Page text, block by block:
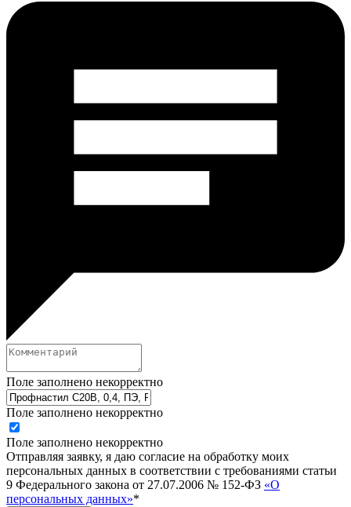
Поле заполнено некорректно
Поле заполнено некорректно
Поле заполнено некорректно
Отправляя заявку, я даю согласие на обработку моих
персональных данных в соответствии с требованиями статьи
9 Федерального закона от 27.07.2006 № 152-ФЗ «О
персональных данных»*